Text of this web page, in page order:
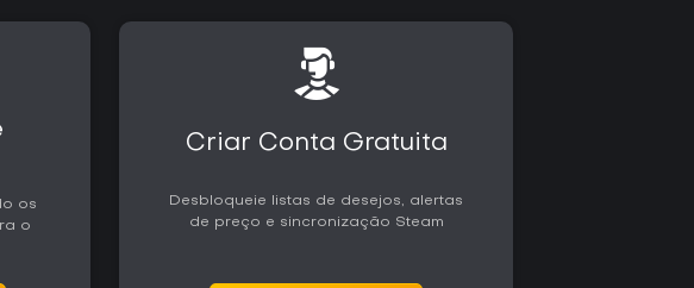
os
o
Criar Conta Gratuita
Desbloqueie listas de desejos, alertas
de preço e sincronização Steam